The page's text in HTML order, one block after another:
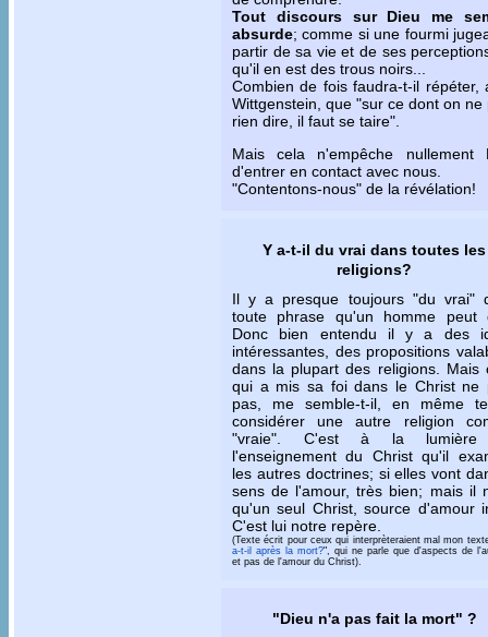
Tout discours sur Dieu me
absurde; comme si une fourmi
partir de sa vie et de ses
qu'il en est des trous noirs...
Combien de fois faudra-t-il répéter,
Wittgenstein, que "sur ce dont on ne
rien dire, il faut se taire".
Mais cela n'empêche nullement
d'entrer en contact avec nous.
"Contentons-nous" de la révélation!
Y a-t-il du vrai dans toutes les
religions?
Il y a presque toujours "du vrai"
toute phrase qu'un homme peut
Donc bien entendu il y a des
intéressantes, des propositions
dans la plupart des religions. Mais
qui a mis sa foi dans le Christ ne
pas, me semble-t-il, en même
considérer une autre religion
"vraie". C'est à la
l'enseignement du Christ qu'il
les autres doctrines; si elles vont
sens de l'amour, très bien; mais il
qu'un seul Christ, source d'amour
C'est lui notre repère.
(Texte écrit pour ceux qui interprèteraient mal mon
a-t-il après la mort?", qui ne parle que d'aspects de
et pas de l'amour du Christ).
"Dieu n'a pas fait la mort" ?